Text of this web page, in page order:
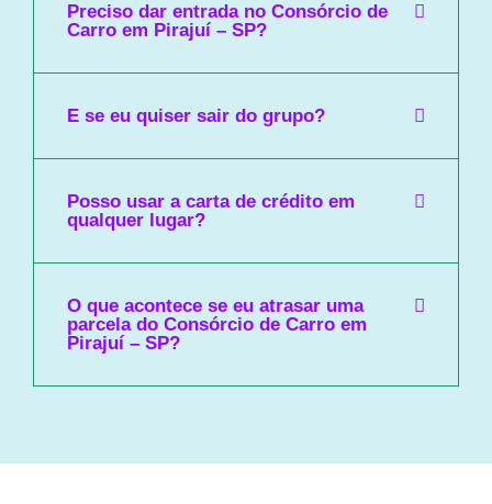
Preciso dar entrada no Consórcio de
Carro em Pirajuí – SP?
E se eu quiser sair do grupo?
Posso usar a carta de crédito em
qualquer lugar?
O que acontece se eu atrasar uma
parcela do Consórcio de Carro em
Pirajuí – SP?